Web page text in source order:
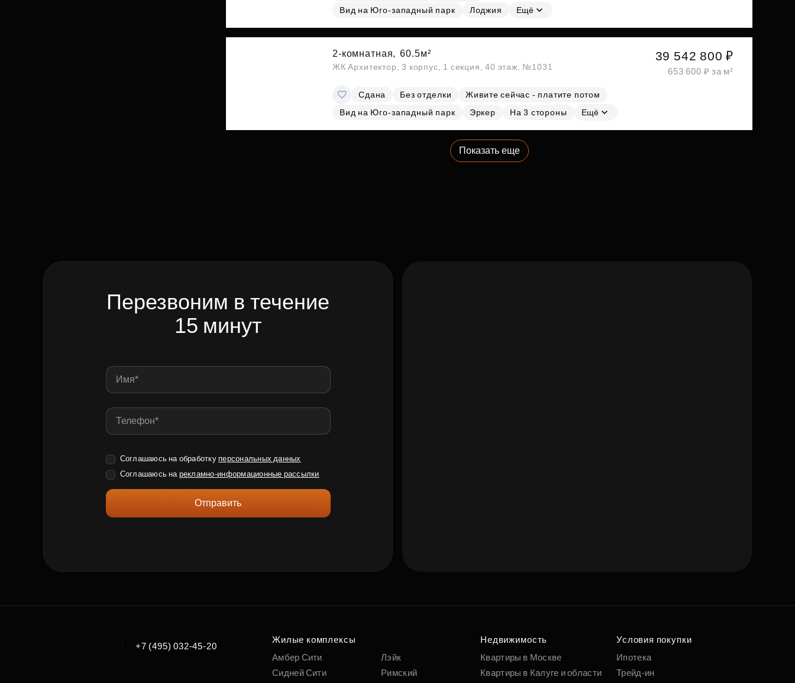
Вид на Юго-западный парк
Лоджия Ещё
2-комнатная, 60.5м²
ЖК Архитектор, 3 корпус, 1 секция, 40 этаж, №1031
Сдана Без отделки
Живите сейчас - платите потом
Вид на Юго-западный парк
Эркер На 3 стороны Ещё
39 542 800 ₽
653 600 ₽ за м²
Показать еще
Перезвоним в течение
15 минут
Соглашаюсь на обработку персональных данных
Соглашаюсь на рекламно-информационные рассылки
Отправить
+7 (495) 032-45-20
Жилые комплексы
Амбер Сити
Сидней Сити
Лэйк
Римский
Недвижимость
Квартиры в Москве
Квартиры в Калуге и области
Условия покупки
Ипотека
Трейд-ин